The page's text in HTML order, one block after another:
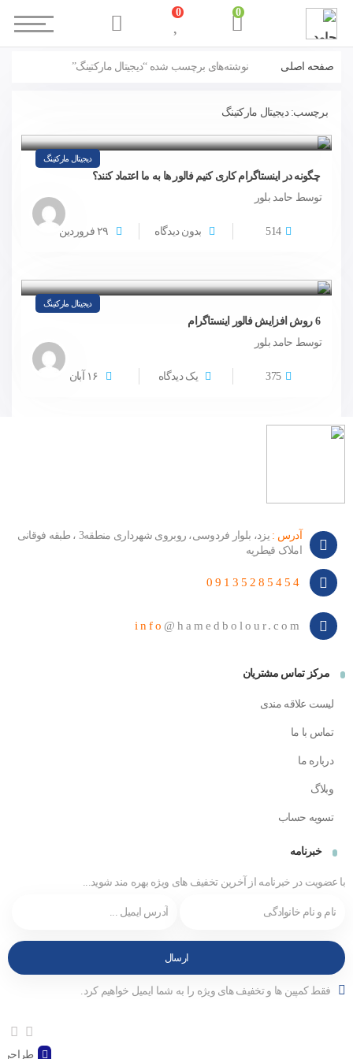
صفحه اصلی نوشته‌های برچسب شده “دیجیتال مارکتینگ”
برچسب:دیجیتال مارکتینگ
دیجیتال مارکتینگ
چگونه در اینستاگرام کاری کنیم فالور ها به ما اعتماد کنند؟
توسط حامد بلور
514 بدون دیدگاه ۲۹فروردین
دیجیتال مارکتینگ
6 روش افزایش فالور اینستاگرام
توسط حامد بلور
375 یک دیدگاه ۱۶ آبان
آدرس :
یزد، بلوار فردوسی، روبروی شهرداری منطقه3 ، طبقه فوقانی
املاک قیطریه
09135285454
info @hamedbolour.com
مرکز تماس مشتریان
لیست علاقه مندی
تماس با ما
درباره ما
وبلاگ
تسویه حساب
خبرنامه
با عضویت در خبرنامه از آخرین تخفیف های ویژه بهره مند شوید...
فقط کمپین ها و تخفیف های ویژه را به شما ایمیل خواهیم کرد.
طراحی
0
0